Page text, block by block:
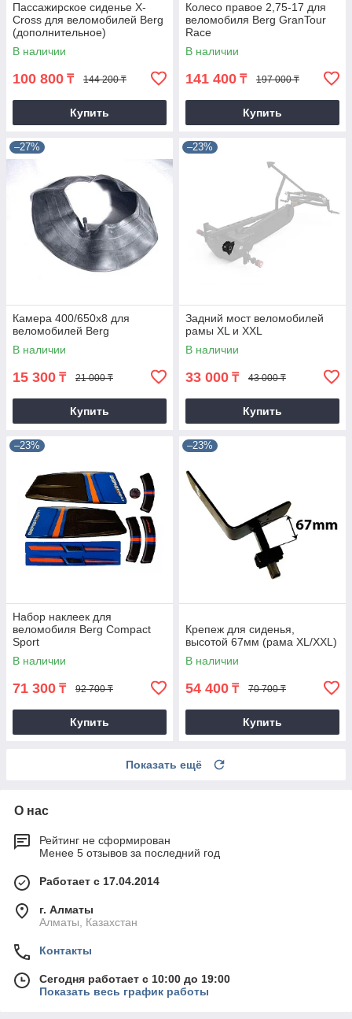
Пассажирское сиденье X-
Cross для веломобилей Berg
(дополнительное)
В наличии
100 800 ₸ 144 200 ₸
Купить
Колесо правое 2,75-17 для
веломобиля Berg GranTour
Race
В наличии
141 400 ₸ 197 000 ₸
Купить
–27%
Камера 400/650х8 для
веломобилей Berg
В наличии
15 300 ₸ 21 000 ₸
Купить
–23%
Задний мост веломобилей
рамы XL и XXL
В наличии
33 000 ₸ 43 000 ₸
Купить
–23%
Набор наклеек для
веломобиля Berg Compact
Sport
В наличии
71 300 ₸ 92 700 ₸
Купить
–23%
Крепеж для сиденья,
высотой 67мм (рама ХL/XXL)
В наличии
54 400 ₸ 70 700 ₸
Купить
Показать ещё
О нас
Рейтинг не сформирован
Менее 5 отзывов за последний год
Работает с 17.04.2014
г. Алматы
Алматы, Казахстан
Контакты
Сегодня работает с 10:00 до 19:00
Показать весь график работы